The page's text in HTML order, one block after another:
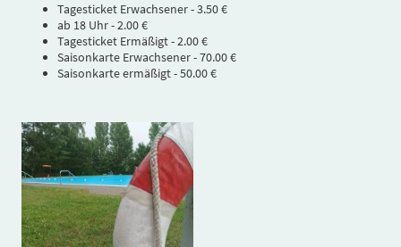
Tagesticket Erwachsener - 3.50 €
ab 18 Uhr - 2.00 €
Tagesticket Ermäßigt - 2.00 €
Saisonkarte Erwachsener - 70.00 €
Saisonkarte ermäßigt - 50.00 €